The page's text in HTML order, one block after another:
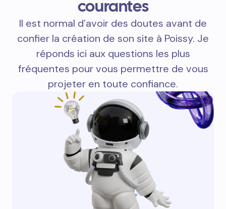
courantes
Il est normal d’avoir des doutes avant de
confier la création de son site à Poissy. Je
réponds ici aux questions les plus
fréquentes pour vous permettre de vous
projeter en toute confiance.